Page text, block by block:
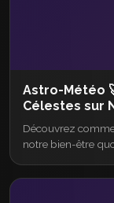
Astro-Météo
Célestes sur
Découvrez
notre bien-être